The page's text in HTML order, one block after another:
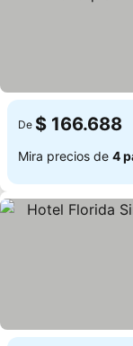
De $ 166.688
Mira precios de 4